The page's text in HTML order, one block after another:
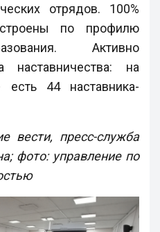
отрядов. 100%
по профилю
Активно
наставничества: на
есть 44 наставника-
вести, пресс-служба
фото: управление по